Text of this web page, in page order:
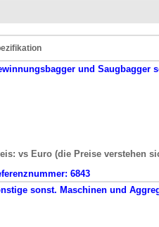
und Saugbagger
vs Euro (die Preise verstehen
6843
sonst. Maschinen und